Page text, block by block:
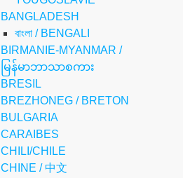
BANGLADESH
বাংলা / BENGALI
BIRMANIE-MYANMAR /
မြန်မာဘာသာစကား
BRESIL
BREZHONEG / BRETON
BULGARIA
CARAIBES
CHILI/CHILE
CHINE / 中文